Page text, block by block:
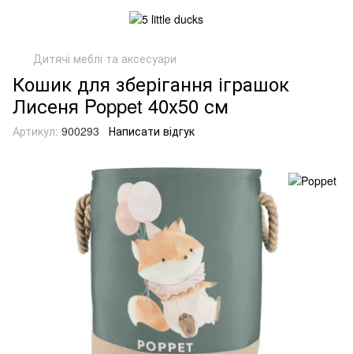
Дитячі меблі та аксесуари
Кошик для зберігання іграшок
Лисеня Poppet 40х50 см
Артикул: 900293 Написати відгук